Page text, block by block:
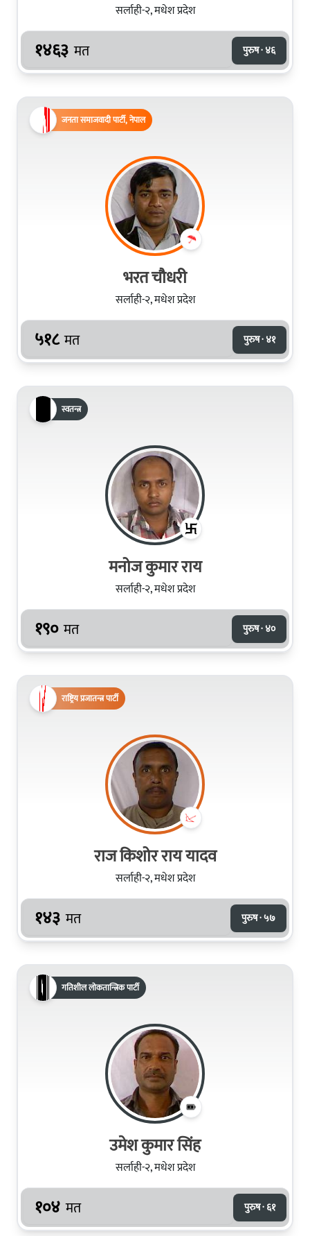
सर्लाही-२, मधेश प्रदेश
१४६३ मत पुरुष · ४६
जनता समाजवादी पार्टी, नेपाल
भरत चौधरी
सर्लाही-२, मधेश प्रदेश
५१८ मत पुरुष · ४१
स्वतन्त्र
मनोज कुमार राय
सर्लाही-२, मधेश प्रदेश
१९० मत पुरुष · ४०
राष्ट्रिय प्रजातन्त्र पार्टी
राज किशोर राय यादव
सर्लाही-२, मधेश प्रदेश
१४३ मत पुरुष · ५७
गतिशील लोकतान्त्रिक पार्टी
उमेश कुमार सिंह
सर्लाही-२, मधेश प्रदेश
१०४ मत पुरुष · ६१